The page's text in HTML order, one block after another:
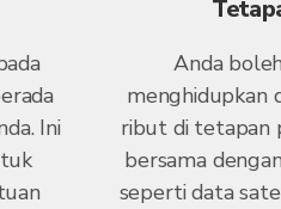
Ini
Anda
menghidupkan
ribut di tetapan
bersama
seperti data